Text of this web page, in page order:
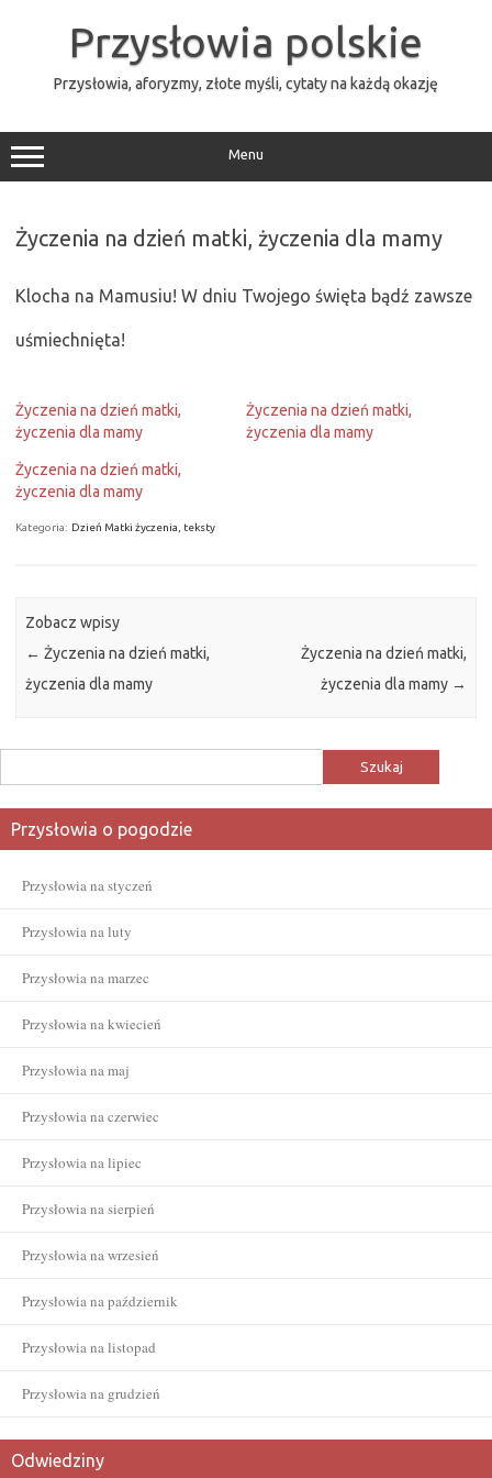
Przysłowia polskie
Przysłowia, aforyzmy, złote myśli, cytaty na każdą okazję
Menu
Życzenia na dzień matki, życzenia dla mamy
Klocha na Mamusiu! W dniu Twojego święta bądź zawsze
uśmiechnięta!
Życzenia na dzień matki,
życzenia dla mamy
Życzenia na dzień matki,
życzenia dla mamy
Życzenia na dzień matki,
życzenia dla mamy
Kategoria: Dzień Matki życzenia, teksty
Zobacz wpisy
← Życzenia na dzień matki,
życzenia dla mamy
Życzenia na dzień matki,
życzenia dla mamy →
Przysłowia o pogodzie
Przysłowia na styczeń
Przysłowia na luty
Przysłowia na marzec
Przysłowia na kwiecień
Przysłowia na maj
Przysłowia na czerwiec
Przysłowia na lipiec
Przysłowia na sierpień
Przysłowia na wrzesień
Przysłowia na październik
Przysłowia na listopad
Przysłowia na grudzień
Odwiedziny